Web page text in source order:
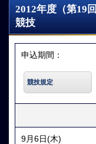
2012年度（第19
競技
申込期間：
競技規定
9月6日(木)